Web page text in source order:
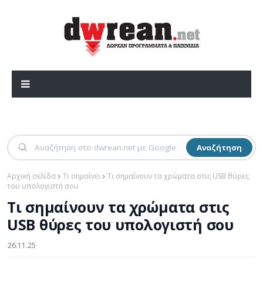
Αναζήτηση
Αρχική σελίδα Τι σημαίνει
Τι σημαίνουν τα χρώματα στις USB θύρες
του υπολογιστή σου
Τι σημαίνουν τα χρώματα στις
USB θύρες του υπολογιστή σου
26.11.25